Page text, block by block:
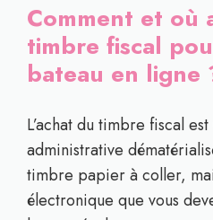
Comment et où
timbre fiscal
bateau en ligne
L’achat du timbre fiscal
administrative
timbre papier à coller,
électronique que vous